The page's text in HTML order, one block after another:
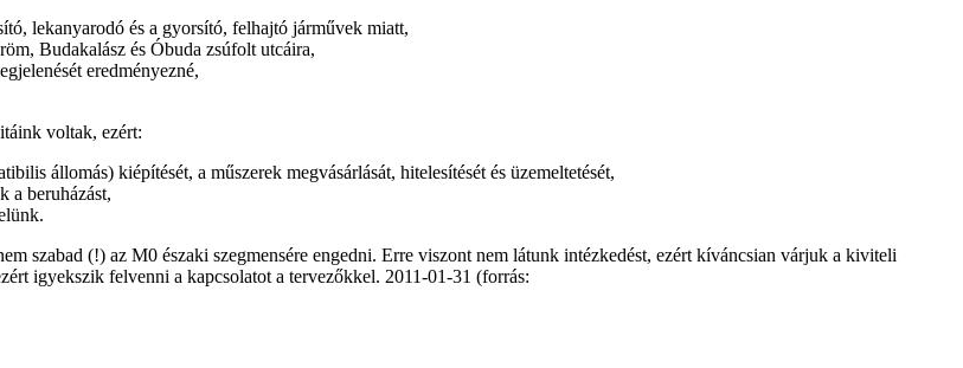
lekanyarodó és a gyorsító, felhajtó járművek miatt,
Budakalász és Óbuda zsúfolt utcáira,
eredményezné,
voltak, ezért:
állomás) kiépítését, a műszerek megvásárlását, hitelesítését és üzemeltetését,
a beruházást,
szabad (!) az M0 északi szegmensére engedni. Erre viszont nem látunk intézkedést, ezért kíváncsian várjuk a kiviteli
igyekszik felvenni a kapcsolatot a tervezőkkel. 2011-01-31 (forrás: